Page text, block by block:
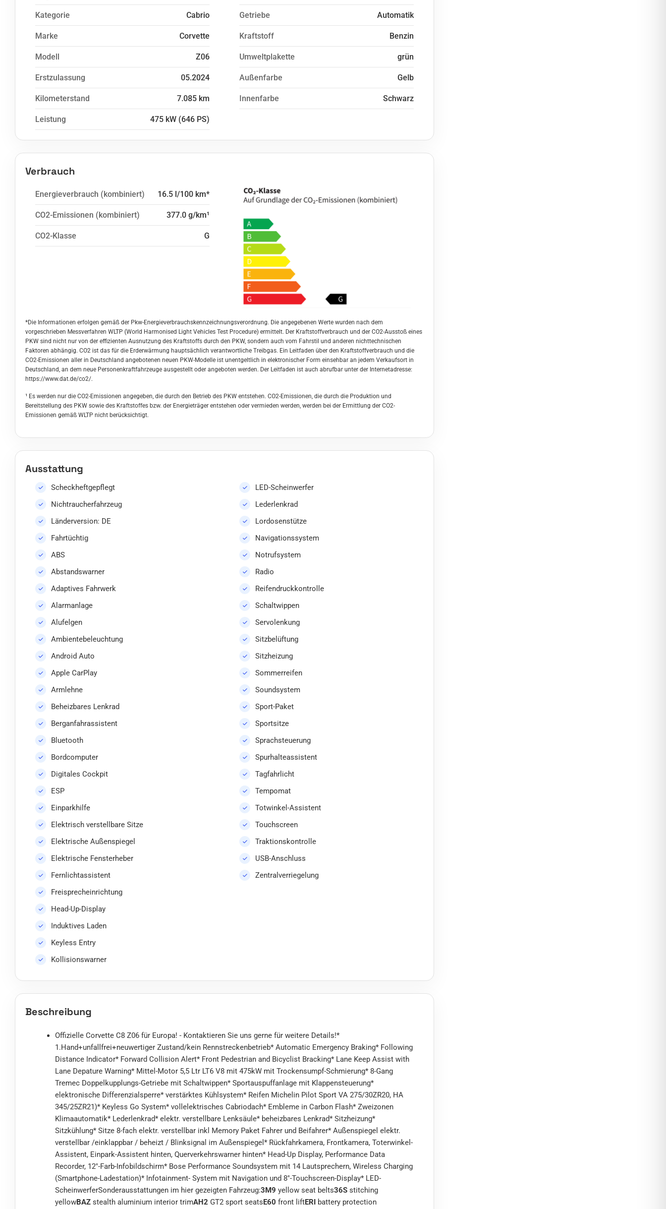
Kategorie Cabrio
Marke Corvette
Modell Z06
Erstzulassung 05.2024
Kilometerstand 7.085 km
Leistung 475 kW (646 PS)
Getriebe Automatik
Kraftstoff Benzin
Umweltplakette grün
Außenfarbe Gelb
Innenfarbe Schwarz
Verbrauch
Energieverbrauch (kombiniert) 16.5 l/100 km*
CO2-Emissionen (kombiniert) 377.0 g/km¹
CO2-Klasse G
*Die Informationen erfolgen gemäß der Pkw-Energieverbrauchskennzeichnungsverordnung. Die angegebenen Werte wurden nach dem
vorgeschrieben Messverfahren WLTP (World Harmonised Light Vehicles Test Procedure) ermittelt. Der Kraftstoffverbrauch und der CO2-Ausstoß eines
PKW sind nicht nur von der effizienten Ausnutzung des Kraftstoffs durch den PKW, sondern auch vom Fahrstil und anderen nichttechnischen
Faktoren abhängig. CO2 ist das für die Erderwärmung hauptsächlich verantwortliche Treibgas. Ein Leitfaden über den Kraftstoffverbrauch und die
CO2-Emissionen aller in Deutschland angebotenen neuen PKW-Modelle ist unentgeltlich in elektronischer Form einsehbar an jedem Verkaufsort in
Deutschland, an dem neue Personenkraftfahrzeuge ausgestellt oder angeboten werden. Der Leitfaden ist auch abrufbar unter der Internetadresse:
https://www.dat.de/co2/.
¹ Es werden nur die CO2-Emissionen angegeben, die durch den Betrieb des PKW entstehen. CO2-Emissionen, die durch die Produktion und
Bereitstellung des PKW sowie des Kraftstoffes bzw. der Energieträger entstehen oder vermieden werden, werden bei der Ermittlung der CO2-
Emissionen gemäß WLTP nicht berücksichtigt.
Ausstattung
Scheckheftgepflegt
Nichtraucherfahrzeug
Länderversion: DE
Fahrtüchtig
ABS
Abstandswarner
Adaptives Fahrwerk
Alarmanlage
Alufelgen
Ambientebeleuchtung
Android Auto
Apple CarPlay
Armlehne
Beheizbares Lenkrad
Berganfahrassistent
Bluetooth
Bordcomputer
Digitales Cockpit
ESP
Einparkhilfe
Elektrisch verstellbare Sitze
Elektrische Außenspiegel
Elektrische Fensterheber
Fernlichtassistent
Freisprecheinrichtung
Head-Up-Display
Induktives Laden
Keyless Entry
Kollisionswarner
LED-Scheinwerfer
Lederlenkrad
Lordosenstütze
Navigationssystem
Notrufsystem
Radio
Reifendruckkontrolle
Schaltwippen
Servolenkung
Sitzbelüftung
Sitzheizung
Sommerreifen
Soundsystem
Sport-Paket
Sportsitze
Sprachsteuerung
Spurhalteassistent
Tagfahrlicht
Tempomat
Totwinkel-Assistent
Touchscreen
Traktionskontrolle
USB-Anschluss
Zentralverriegelung
Beschreibung
Offizielle Corvette C8 Z06 für Europa! - Kontaktieren Sie uns gerne für weitere Details!*
1.Hand+unfallfrei+neuwertiger Zustand/kein Rennstreckenbetrieb* Automatic Emergency Braking* Following
Distance Indicator* Forward Collision Alert* Front Pedestrian and Bicyclist Bracking* Lane Keep Assist with
Lane Depature Warning* Mittel-Motor 5,5 Ltr LT6 V8 mit 475kW mit Trockensumpf-Schmierung* 8-Gang
Tremec Doppelkupplungs-Getriebe mit Schaltwippen* Sportauspuffanlage mit Klappensteuerung*
elektronische Differenzialsperre* verstärktes Kühlsystem* Reifen Michelin Pilot Sport VA 275/30ZR20, HA
345/25ZR21)* Keyless Go System* vollelektrisches Cabriodach* Embleme in Carbon Flash* Zweizonen
Klimaautomatik* Lederlenkrad* elektr. verstellbare Lenksäule* beheizbares Lenkrad* Sitzheizung*
Sitzkühlung* Sitze 8-fach elektr. verstellbar inkl Memory Paket Fahrer und Beifahrer* Außenspiegel elektr.
verstellbar /einklappbar / beheizt / Blinksignal im Außenspiegel* Rückfahrkamera, Frontkamera, Toterwinkel-
Assistent, Einpark-Assistent hinten, Querverkehrswarner hinten* Head-Up Display, Performance Data
Recorder, 12"-Farb-Infobildschirm* Bose Performance Soundsystem mit 14 Lautsprechern, Wireless Charging
(Smartphone-Ladestation)* Infotainment- System mit Navigation und 8"-Touchscreen-Display* LED-
ScheinwerferSonderausstattungen im hier gezeigten Fahrzeug:3M9 yellow seat belts36Sstitching
yellowBAZstealth aluminium interior trimAH2 GT2 sport seatsE60 front liftERI battery protection